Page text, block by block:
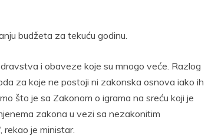
budžeta za tekuću godinu.
i obaveze koje su mnogo veće. Razlog
za koje ne postoji ni zakonska osnova iako ih
što je sa Zakonom o igrama na sreću koji je
zakona u vezi sa nezakonitim
rekao je ministar.